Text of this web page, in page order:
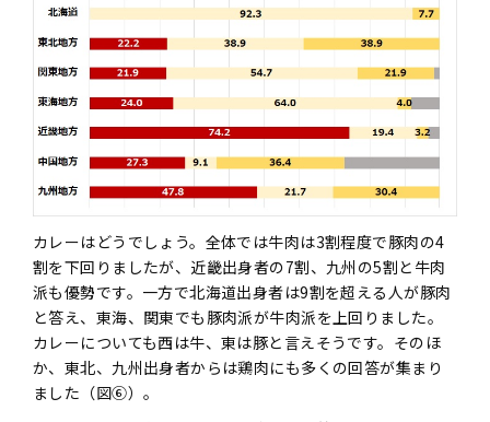
カレーはどうでしょう。全体では牛肉は3割程度で豚肉の4
割を下回りましたが、近畿出身者の7割、九州の5割と牛肉
派も優勢です。一方で北海道出身者は9割を超える人が豚肉
と答え、東海、関東でも豚肉派が牛肉派を上回りました。
カレーについても西は牛、東は豚と言えそうです。そのほ
か、東北、九州出身者からは鶏肉にも多くの回答が集まり
ました（図⑥）。